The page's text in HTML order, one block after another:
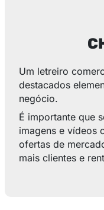
Um letreiro
destacados
negócio.
É importante que
imagens e vídeos
ofertas de
mais clientes e